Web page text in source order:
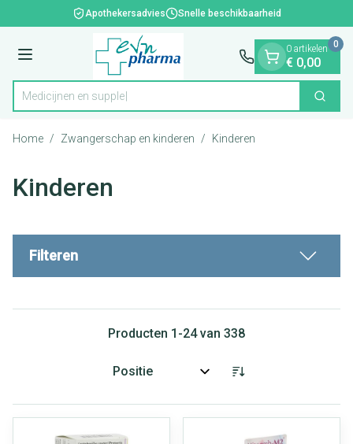
Ga naar de inhoudApothekersadvies Snelle beschikbaarheid
Menu
Product, merk, categorie...
Me Zoek
0 artikelen
€ 0,00
0
Home / Zwangerschap en kinderen / Kinderen
Kinderen
Filteren
Producten 1 -24van 338
Sorteer op: